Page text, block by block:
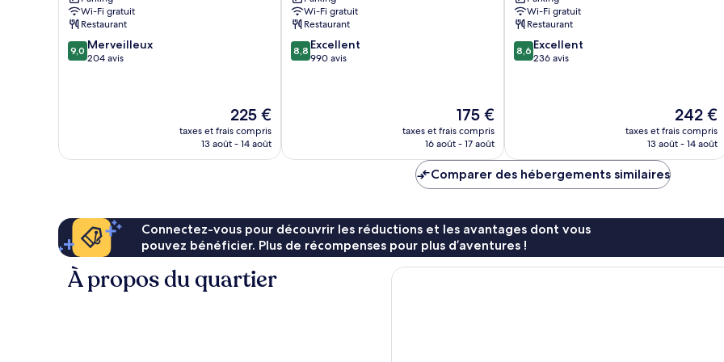
Wi-Fi gratuit
Restaurant
9.0
sur
9,0 Merveilleux
204 avis
Le
nouveau
prix
225 €
taxes et frais compris
13 août - 14 août
El
Cabanyal
Wi-Fi gratuit
Restaurant
8.8
sur
8,8 Excellent
990 avis
Le
nouveau
prix
de
175 €
175 €
taxes et frais compris
16 août - 17 août
Cabanyal
Wi-Fi gratuit
Restaurant
8.6
sur
8,6 Excellent
236 avis
Le
nouveau
prix
242 €
taxes et frais compris
13 août - 14 août
Comparer des hébergements similaires
Connectez-vous pour découvrir les réductions et les avantages dont vous
pouvez bénéficier. Plus de récompenses pour plus d’aventures !
À propos du quartier